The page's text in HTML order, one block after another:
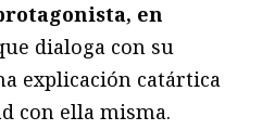
en
dialoga con su
explicación catártica
con ella misma.